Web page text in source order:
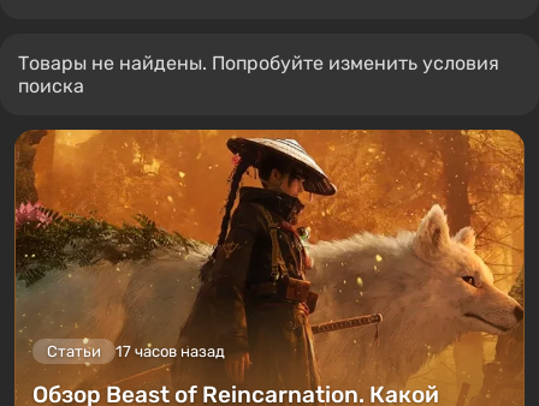
Товары не найдены. Попробуйте изменить условия
поиска
Статьи 17 часов назад
Обзор Beast of Reincarnation. Какой